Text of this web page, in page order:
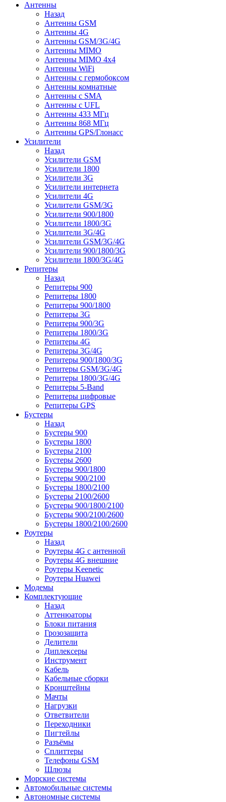
Антенны
Назад
Антенны GSM
Антенны 4G
Антенны GSM/3G/4G
Антенны MIMO
Антенны MIMO 4x4
Антенны WiFi
Антенны с гермобоксом
Антенны комнатные
Антенны c SMA
Антенны с UFL
Антенны 433 МГц
Антенны 868 МГц
Антенны GPS/Глонасс
Усилители
Назад
Усилители GSM
Усилители 1800
Усилители 3G
Усилители интернета
Усилители 4G
Усилители GSM/3G
Усилители 900/1800
Усилители 1800/3G
Усилители 3G/4G
Усилители GSM/3G/4G
Усилители 900/1800/3G
Усилители 1800/3G/4G
Репитеры
Назад
Репитеры 900
Репитеры 1800
Репитеры 900/1800
Репитеры 3G
Репитеры 900/3G
Репитеры 1800/3G
Репитеры 4G
Репитеры 3G/4G
Репитеры 900/1800/3G
Репитеры GSM/3G/4G
Репитеры 1800/3G/4G
Репитеры 5-Band
Репитеры цифровые
Репитеры GPS
Бустеры
Назад
Бустеры 900
Бустеры 1800
Бустеры 2100
Бустеры 2600
Бустеры 900/1800
Бустеры 900/2100
Бустеры 1800/2100
Бустеры 2100/2600
Бустеры 900/1800/2100
Бустеры 900/2100/2600
Бустеры 1800/2100/2600
Роутеры
Назад
Роутеры 4G с антенной
Роутеры 4G внешние
Роутеры Keenetic
Роутеры Huawei
Модемы
Комплектующие
Назад
Аттенюаторы
Блоки питания
Грозозащита
Делители
Диплексеры
Инструмент
Кабель
Кабельные сборки
Кронштейны
Мачты
Нагрузки
Ответвители
Переходники
Пигтейлы
Разъёмы
Сплиттеры
Телефоны GSM
Шлюзы
Морские системы
Автомобильные системы
Автономные системы